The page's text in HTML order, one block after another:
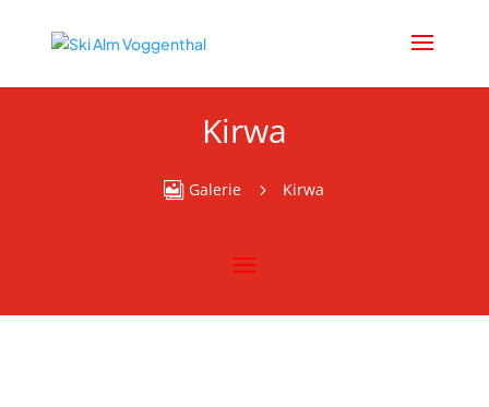
Kirwa
 Galerie 5 Kirwa